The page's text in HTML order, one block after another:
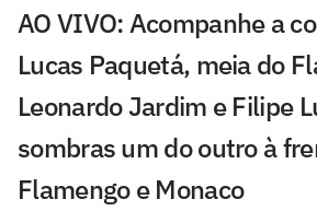
AO VIVO: Acompanhe a
Lucas Paquetá, meia do
Leonardo Jardim e Filipe
sombras um do outro à
Flamengo e Monaco